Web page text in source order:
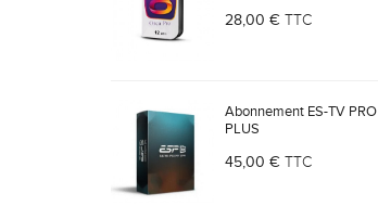
28,00 € TTC
Abonnement ES-TV PRO
PLUS
45,00 € TTC